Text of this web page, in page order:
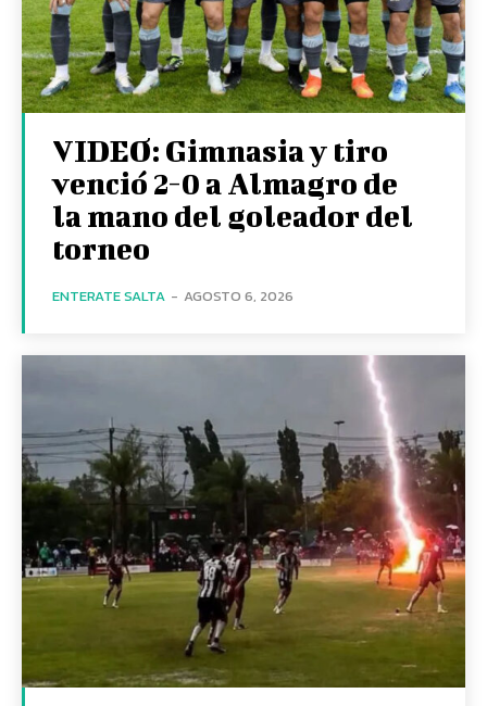
VIDEO: Gimnasia y tiro
venció 2-0 a Almagro de
la mano del goleador del
torneo
ENTERATE SALTA - AGOSTO 6, 2026